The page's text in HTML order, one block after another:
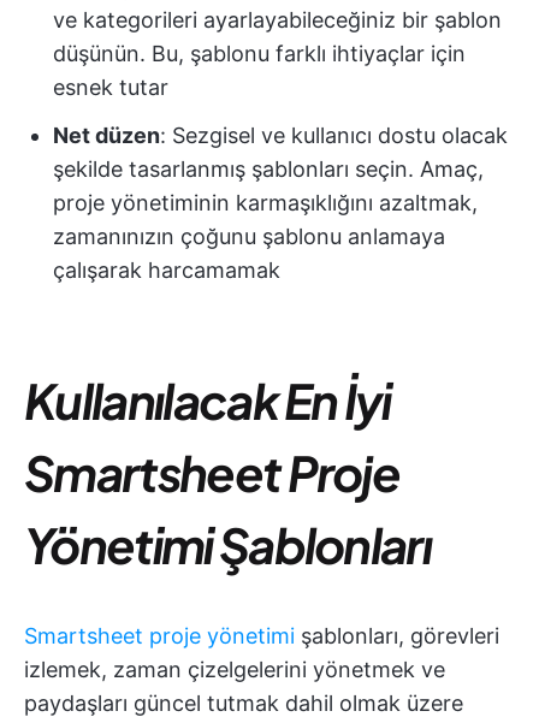
ve kategorileri ayarlayabileceğiniz bir şablon
düşünün. Bu, şablonu farklı ihtiyaçlar için
esnek tutar
Net düzen: Sezgisel ve kullanıcı dostu olacak
şekilde tasarlanmış şablonları seçin. Amaç,
proje yönetiminin karmaşıklığını azaltmak,
zamanınızın çoğunu şablonu anlamaya
çalışarak harcamamak
Kullanılacak En İyi
Smartsheet Proje
Yönetimi Şablonları
Smartsheet proje yönetimi şablonları, görevleri
izlemek, zaman çizelgelerini yönetmek ve
paydaşları güncel tutmak dahil olmak üzere